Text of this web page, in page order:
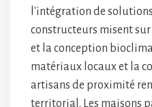
l'intégration de
constructeurs misent
et la conception
matériaux locaux et la
artisans de proximité
territorial. Les maisons